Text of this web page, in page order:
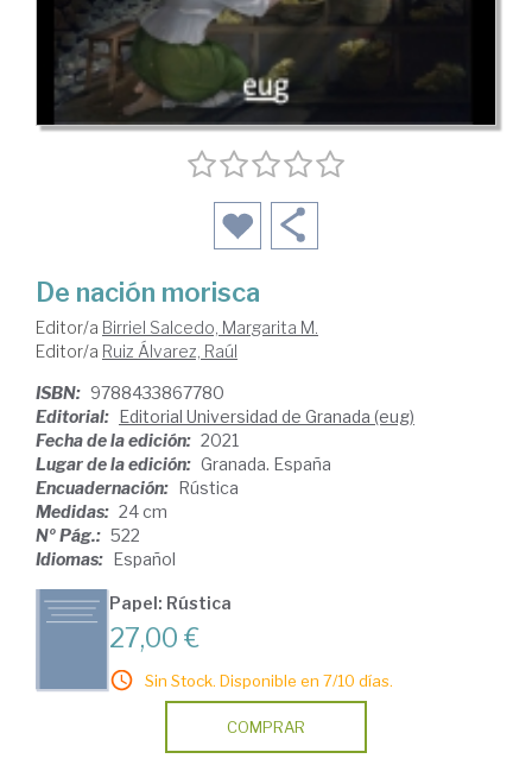
De nación morisca
Editor/a Birriel Salcedo, Margarita M.
Editor/a Ruiz Álvarez, Raúl
ISBN: 9788433867780
Editorial: Editorial Universidad de Granada (eug)
Fecha de la edición: 2021
Lugar de la edición: Granada. España
Encuadernación: Rústica
Medidas: 24 cm
Nº Pág.: 522
Idiomas: Español
Papel: Rústica
27,00 €
Sin Stock. Disponible en 7/10 días.
COMPRAR